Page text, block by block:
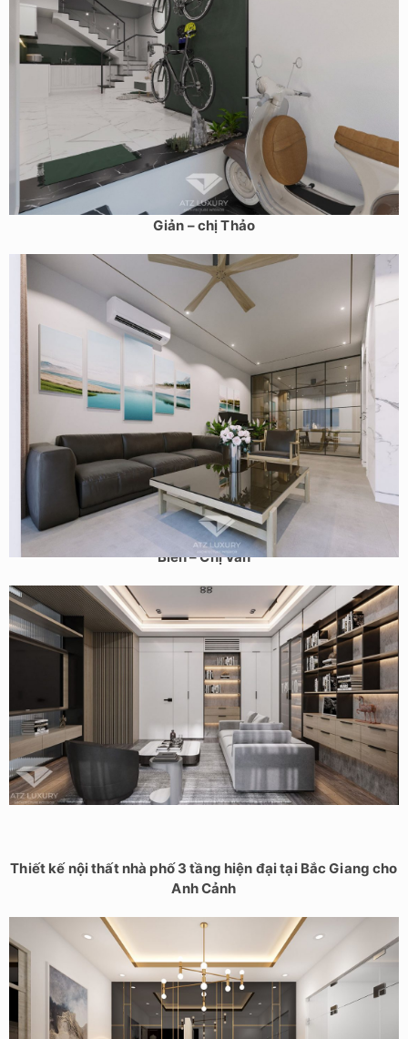
Mẫu thiết kế nội thất nhà phố 5 tầng 30m2 Hiện Đại Đơn
Giản – chị Thảo
Thiết kế nội thất nhà phố 5 tầng ĐẸP ẤN TƯỢNG tại Long
Biên – Chị Vân
Thiết kế nội thất nhà phố 3 tầng hiện đại tại Bắc Giang cho
Anh Cảnh